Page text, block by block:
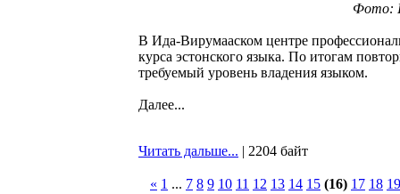
Фото:
В Ида-Вирумааском центре
курса эстонского языка. По итогам
требуемый уровень владения языком.
Далее...
Читать дальше... | 2204 байт
« 1 ... 7 8 9 10 11 12 13 14 15 (16) 17 18 19